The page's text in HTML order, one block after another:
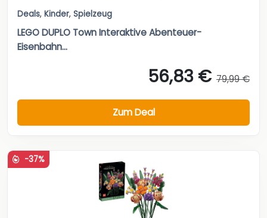
Deals, Kinder, Spielzeug
LEGO DUPLO Town Interaktive Abenteuer-
Eisenbahn...
56,83 € 79,99 €
Zum Deal
-37%